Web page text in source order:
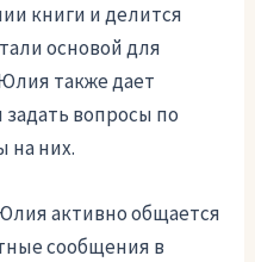
книги и делится
основой для
также дает
вопросы по
на них.
активно общается
сообщения в